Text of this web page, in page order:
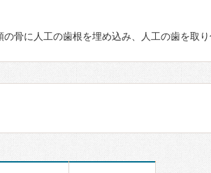
骨に人工の歯根を埋め込み、人工の歯を取